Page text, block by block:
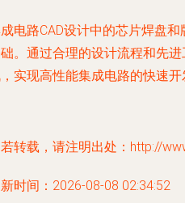
电路CAD设计中的芯片焊盘
。通过合理的设计流程和先
实现高性能集成电路的快速开
转载，请注明出处：http://
时间：2026-08-08 02:34:52